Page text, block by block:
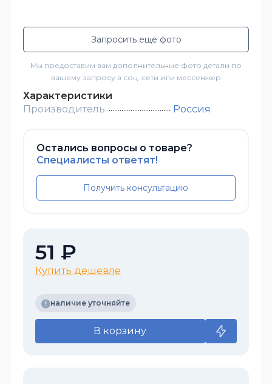
Запросить еще фото
Мы предоставим вам дополнительные фото детали по
вашему запросу в соц. сети или мессенжер
Характеристики
Производитель
Россия
Остались вопросы о товаре?
Специалисты ответят!
Получить консультацию
51 ₽
Купить дешевле
наличие уточняйте
В корзину